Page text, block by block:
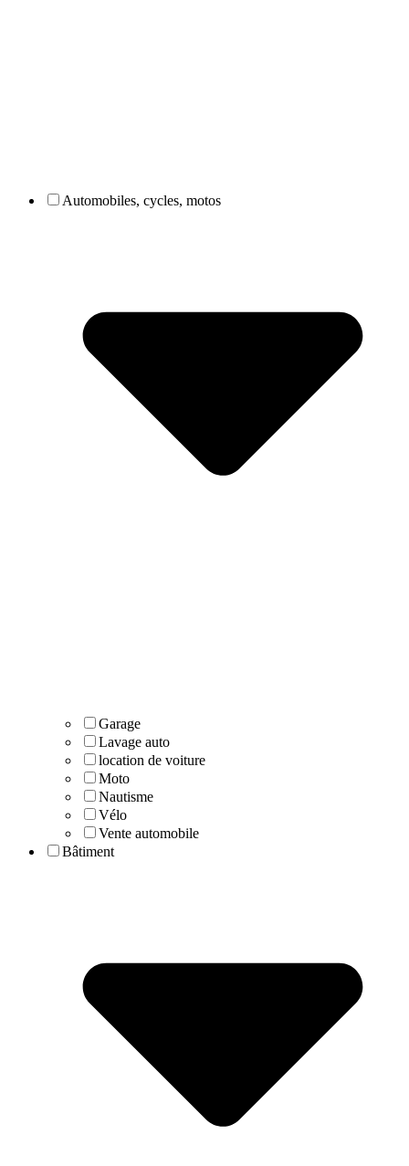
Automobiles, cycles, motos
Garage
Lavage auto
location de voiture
Moto
Nautisme
Vélo
Vente automobile
Bâtiment